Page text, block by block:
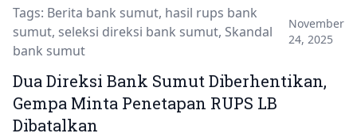
Tags: Berita bank sumut, hasil rups bank
sumut, seleksi direksi bank sumut, Skandal
bank sumut
November
24, 2025
Dua Direksi Bank Sumut Diberhentikan,
Gempa Minta Penetapan RUPS LB
Dibatalkan